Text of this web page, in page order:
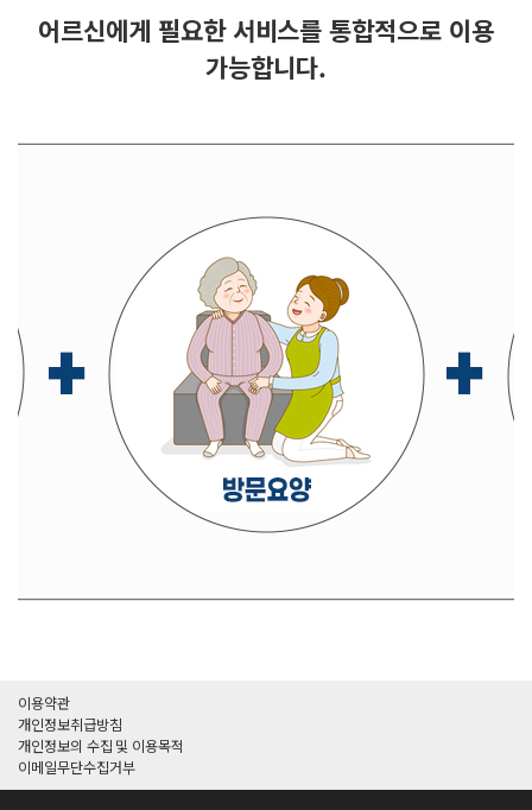
어르신에게 필요한 서비스를 통합적으로 이용
가능합니다.
이용약관
개인정보취급방침
개인정보의 수집 및 이용목적
이메일무단수집거부